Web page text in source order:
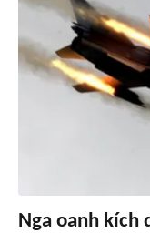
Nga oanh kích